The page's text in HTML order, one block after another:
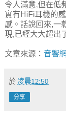
令人滿意,但在低
實有HiFi耳機的
感。話說回來,一
現,已經大大超出
文章來源： 音響
於 凌晨12:50
分享